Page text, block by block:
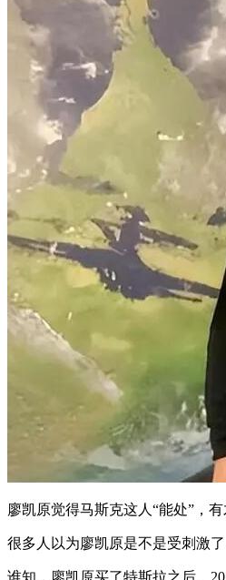
廖凯原觉得马斯克这人“能处”，
很多人以为廖凯原是不是受刺激
谁知，廖凯原买了特斯拉之后。